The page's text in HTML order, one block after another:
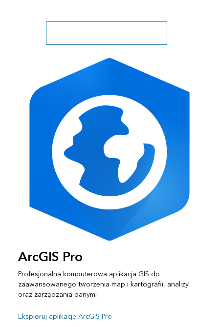
ArcGIS Pro
Profesjonalna komputerowa aplikacja GIS do
zaawansowanego tworzenia map i kartografii, analizy
oraz zarządzania danymi
Eksploruj aplikację ArcGIS Pro